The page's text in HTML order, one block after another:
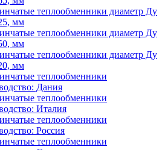
теплообменники диаметр Ду
мм
теплообменники диаметр Ду
мм
теплообменники диаметр Ду
мм
теплообменники
Дания
теплообменники
Италия
теплообменники
Россия
теплообменники